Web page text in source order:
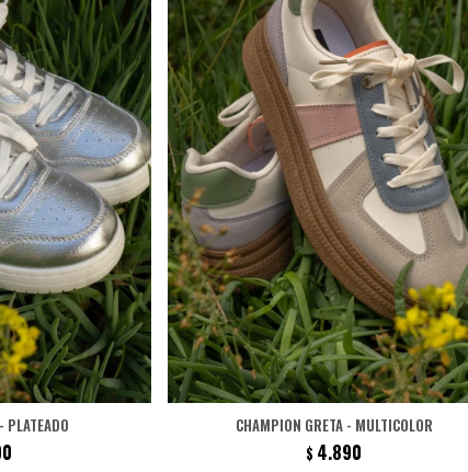
CHAMPION GRETA - MULTICOLOR
$ 4.890